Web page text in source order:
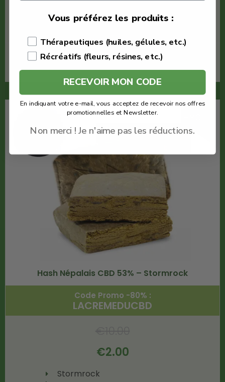
En savoir plus
Hash Népalais CBD 53% – Stormrock
Code Promo -80% :
LACREMEDUCBD
€2.00
Stormrock
Vous préférez les produits :
Thérapeutiques (huiles, gélules, etc.)
Récréatifs (fleurs, résines, etc.)
RECEVOIR MON CODE
En indiquant votre e-mail, vous acceptez de recevoir nos offres
promotionnelles et Newsletter.
Non merci ! Je n'aime pas les réductions.